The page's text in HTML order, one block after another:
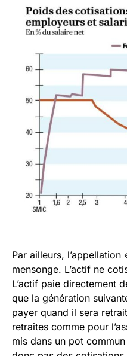
Par ailleurs,
mensonge. L’actif ne
L’actif paie directement
que la génération
payer quand il sera
retraites comme pour
mis dans un pot